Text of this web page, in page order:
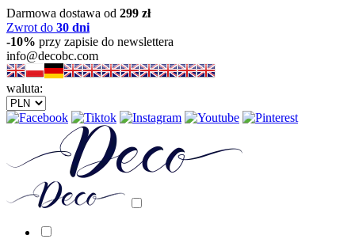
Darmowa dostawa od 299 zł
Zwrot do 30 dni
-10% przy zapisie do newslettera
info@decobc.com
waluta: